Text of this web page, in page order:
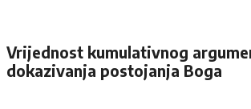
Vrijednost kumulativnog
dokazivanja postojanja Boga